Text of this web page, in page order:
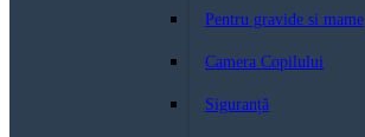
Pentru gravide si mame
Camera Copilului
Siguranță